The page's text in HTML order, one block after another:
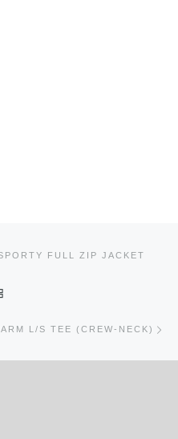
FULL ZIP JACKET
L/S TEE (CREW-NECK)